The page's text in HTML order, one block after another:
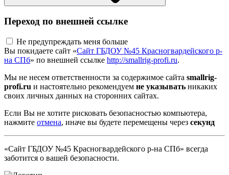
Переход по внешней ссылке
Не предупреждать меня больше
Вы покидаете сайт «Сайт ГБДОУ №45 Красногвардейского р-
на СПб» по внешней ссылке http://smallrig-profi.ru.
Мы не несем ответственности за содержимое сайта smallrig-
profi.ru и настоятельно рекомендуем не указывать никаких
своих личных данных на сторонних сайтах.
Если Вы не хотите рисковать безопасностью компьютера,
нажмите отмена, иначе вы будете перемещены через секунд
«Сайт ГБДОУ №45 Красногвардейского р-на СПб» всегда
заботится о вашей безопасности.